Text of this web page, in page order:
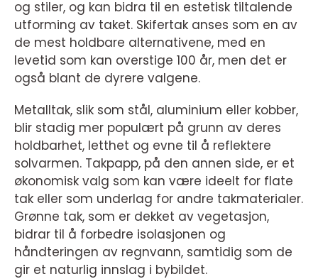
og stiler, og kan bidra til en estetisk tiltalende
utforming av taket. Skifertak anses som en av
de mest holdbare alternativene, med en
levetid som kan overstige 100 år, men det er
også blant de dyrere valgene.
Metalltak, slik som stål, aluminium eller kobber,
blir stadig mer populært på grunn av deres
holdbarhet, letthet og evne til å reflektere
solvarmen. Takpapp, på den annen side, er et
økonomisk valg som kan være ideelt for flate
tak eller som underlag for andre takmaterialer.
Grønne tak, som er dekket av vegetasjon,
bidrar til å forbedre isolasjonen og
håndteringen av regnvann, samtidig som de
gir et naturlig innslag i bybildet.